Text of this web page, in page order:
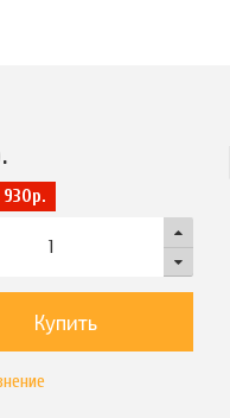
930р.
Купить